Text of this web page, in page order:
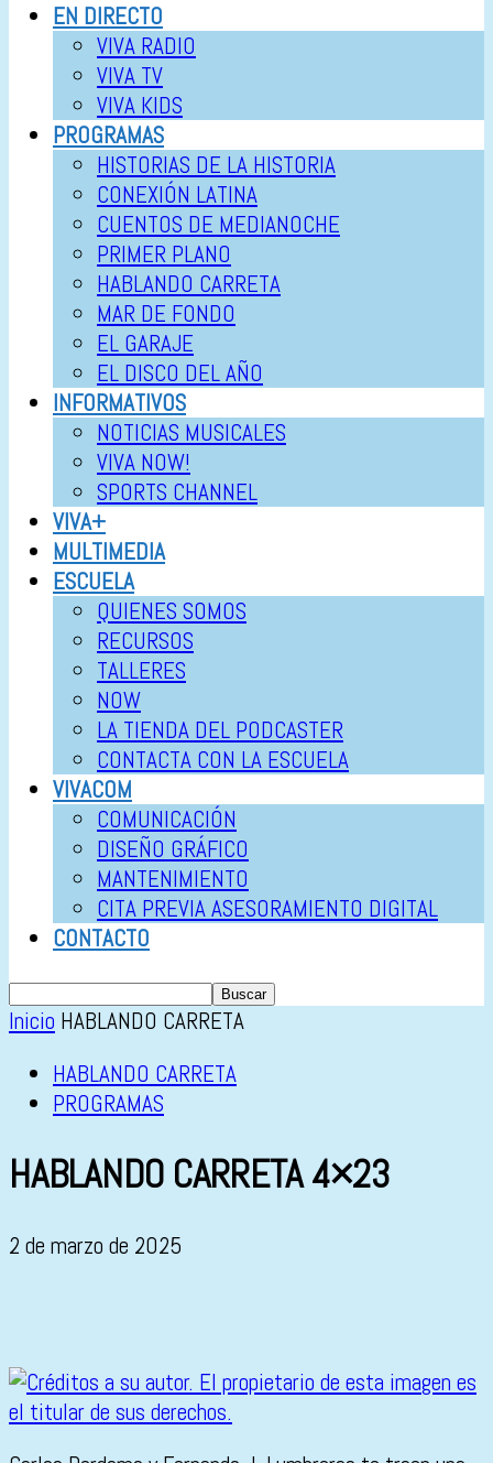
EN DIRECTO
VIVA RADIO
VIVA TV
VIVA KIDS
PROGRAMAS
HISTORIAS DE LA HISTORIA
CONEXIÓN LATINA
CUENTOS DE MEDIANOCHE
PRIMER PLANO
HABLANDO CARRETA
MAR DE FONDO
EL GARAJE
EL DISCO DEL AÑO
INFORMATIVOS
NOTICIAS MUSICALES
VIVA NOW!
SPORTS CHANNEL
VIVA+
MULTIMEDIA
ESCUELA
QUIENES SOMOS
RECURSOS
TALLERES
NOW
LA TIENDA DEL PODCASTER
CONTACTA CON LA ESCUELA
VIVACOM
COMUNICACIÓN
DISEÑO GRÁFICO
MANTENIMIENTO
CITA PREVIA ASESORAMIENTO DIGITAL
CONTACTO
Inicio HABLANDO CARRETA
HABLANDO CARRETA
PROGRAMAS
HABLANDO CARRETA 4×23
2 de marzo de 2025